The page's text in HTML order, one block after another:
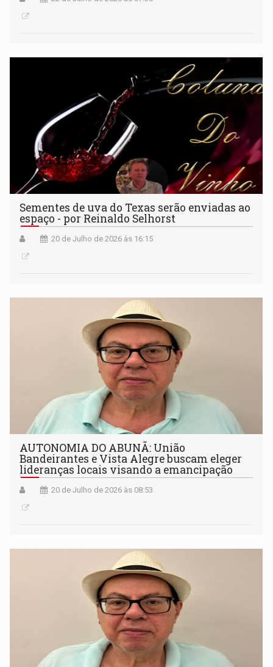
Sementes de uva do Texas serão enviadas ao
espaço - por Reinaldo Selhorst
20 de Julho de 2026 às 16:15
AUTONOMIA DO ABUNÃ: União
Bandeirantes e Vista Alegre buscam eleger
lideranças locais visando a emancipação
20 de Julho de 2026 às 08:53